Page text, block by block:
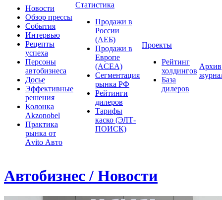
Новости
Обзор прессы
События
Интервью
Рецепты
успеха
Персоны
автобизнеса
Досье
Эффективные
решения
Колонка
Akzonobel
Практика
рынка от
Аvito Авто
Статистика
Продажи в
России
(АЕБ)
Продажи в
Европе
(ACEA)
Сегментация
рынка РФ
Рейтинги
дилеров
Тарифы
каско (ЭЛТ-
ПОИСК)
Проекты
Рейтинг
холдингов
База
дилеров
Архив
Автобизнес / Новости